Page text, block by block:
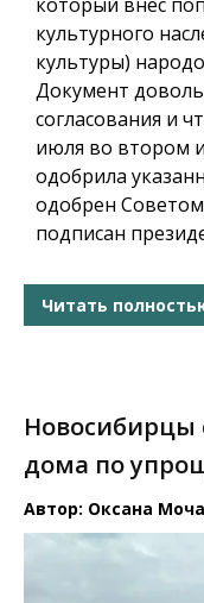
культурного
культуры)
Документ
согласования и
июля во втором
одобрила
одобрен
подписан
Читать
Новосибирцы
дома по
Автор: Оксана